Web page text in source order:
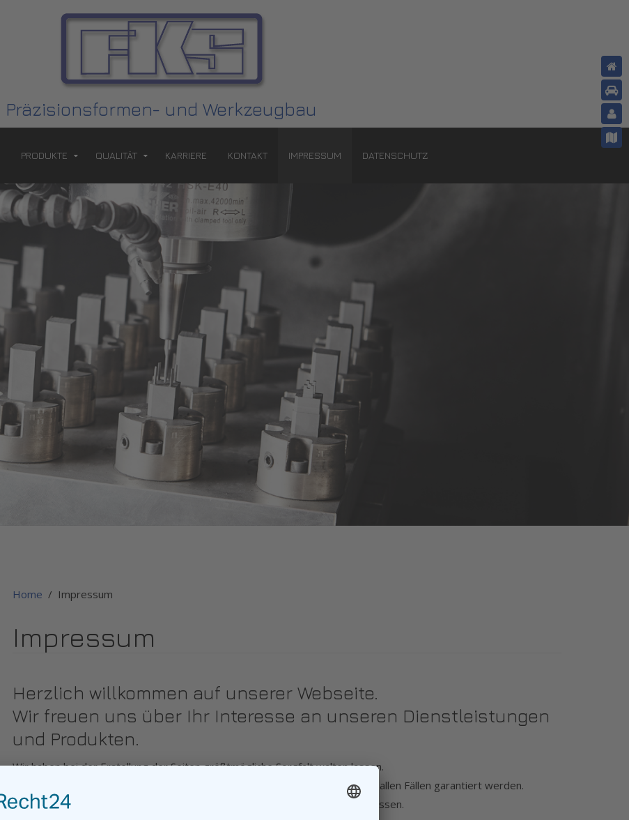
Präzisionsformen- und Werkzeugbau
PRODUKTE QUALITÄT KARRIERE KONTAKT IMPRESSUM DATENSCHUTZ
Home Impressum
Impressum
Herzlich willkommen auf unserer Webseite.
Wir freuen uns über Ihr Interesse an unseren Dienstleistungen
und Produkten.
Wir haben bei der Erstellung der Seiten größtmögliche Sorgfalt walten lassen.
Dennoch kann für die Fehlerfreiheit und Richtigkeit der Informationen nicht in allen Fällen garantiert werden.
Irgendwelche Haftungsansprüche werden deshalb diesbezüglich ausgeschlossen.